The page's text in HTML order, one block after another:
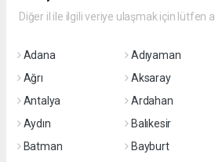
Diğer il ile ilgili veriye ulaşmak için lütfen
Adana Adıyaman
Ağrı
Aksaray
Antalya
Ardahan
Aydın
Balıkesir
Batman
Bayburt